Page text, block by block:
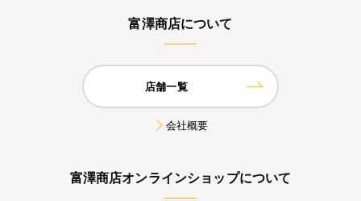
富澤商店について
店舗一覧
会社概要
富澤商店オンラインショップについて